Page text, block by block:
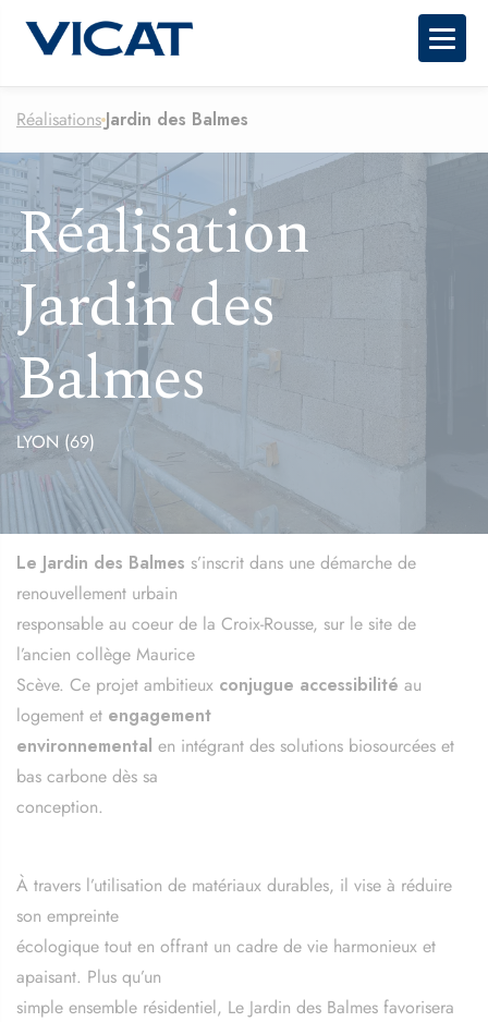
Réalisations Jardin des Balmes
Réalisation
Jardin des
Balmes
LYON (69)
Le Jardin des Balmes s’inscrit dans une démarche de
renouvellement urbain
responsable au coeur de la Croix-Rousse, sur le site de
l’ancien collège Maurice
Scève. Ce projet ambitieux conjugue accessibilité au
logement et engagement
environnemental en intégrant des solutions biosourcées et
bas carbone dès sa
conception.
À travers l’utilisation de matériaux durables, il vise à réduire
son empreinte
écologique tout en offrant un cadre de vie harmonieux et
apaisant. Plus qu’un
simple ensemble résidentiel, Le Jardin des Balmes favorisera